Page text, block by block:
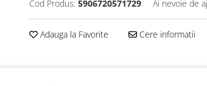
Cod Produs: 5906720571729 Ai nevoie de
Adauga la Favorite Cere informatii